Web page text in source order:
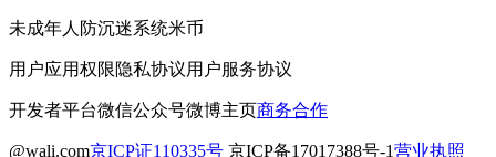
未成年人防沉迷系统米币
用户应用权限隐私协议用户服务协议
开发者平台微信公众号微博主页商务合作
@wali.com京ICP证110335号 京ICP备17017388号-1营业执照